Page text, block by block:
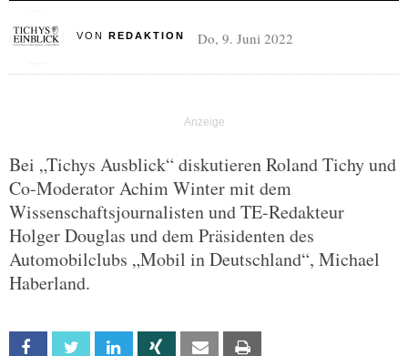
VON REDAKTION Do, 9. Juni 2022
Bei „Tichys Ausblick“ diskutieren Roland Tichy und
Co-Moderator Achim Winter mit dem
Wissenschaftsjournalisten und TE-Redakteur
Holger Douglas und dem Präsidenten des
Automobilclubs „Mobil in Deutschland“, Michael
Haberland.
Facebook Twitter Linkedin Xing Email